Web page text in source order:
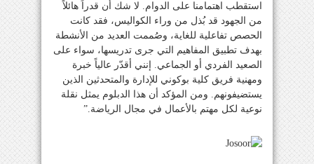
استقطب اهتمامنا على الدوام. لا شك أن قدراً هائلاً
من الجهود قد بُذل من وراء الكواليس، فقد كانت
الحصص تفاعلية للغاية، وصُممت العديد من الأنشطة
بهدف تطبيق المفاهيم التي جرى تدريسها، سواء على
الصعيد الفردي أو الجماعي. إنني أقدّر عالياً خبرة
ومهنية فريق كلية بوكوني للإدارة والمتحدثين الذين
يستضيفونهم. ومن المؤكد أن هذا الدبلوم يمثل نقلة
نوعية لكل مهتم بالأعمال في مجال الرياضة.”